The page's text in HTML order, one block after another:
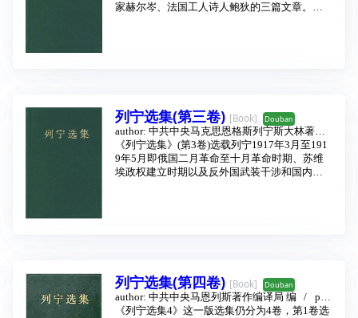
家赫尔岑、法国工人诗人鲍狄的三篇文章。列
列宁选集(第三卷) [Book] Douban
author: 中共中央马克思恩格斯列宁斯大林著作
publishing house:人民出版社 1995 - 1
《列宁选集》(第3卷)选载列宁1917年3月至191
9年5月即俄国二月革命至十月革命时期、苏维
埃政权建立时期以及反外国武装干涉和国内战
列宁选集(第四卷) [Book] Douban
author: 中共中央马恩列斯著作编译局 编
lishing house: 人民出版社 1995 - 6
《列宁选集4》这一版选集仍分为4卷，第1卷选